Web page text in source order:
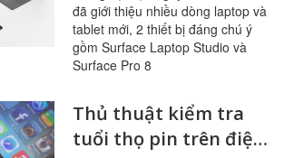
Surface Laptop
Studio và Surface Pro
8
đã giới thiệu nhiều dòng laptop và
tablet mới, 2 thiết bị đáng chú ý
gồm Surface Laptop Studio và
Surface Pro 8
Thủ thuật kiểm tra
tuổi thọ pin trên điện